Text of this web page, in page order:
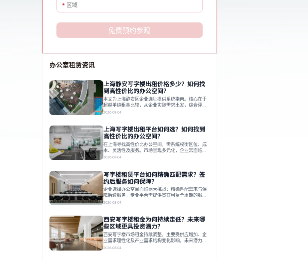
* 区域
免费预约参观
办公室租赁资讯
上海静安写字楼出租价格多少？如何找
到高性价比的办公空间？
本文为上海静安区企业选址提供系统指南。核心在于
超越单纯租金比较，从企业实际需求出发，综合评估
交通、硬件、空间弹性、配套服务及产业生态等多维
升性价比，并通过不同规模企业的实际案例加以说
明。之后指出，专业运营服务商提供的稳定环境、社
群活动与产业集聚等增值服务，是很大化空间价值、
助力企业成长的关键。对于许多在
2026-08-04
上海写字楼出租平台如何选？如何找到
高性价比的办公空间？
在上海寻找高性价比办公空间，需系统权衡区位、成
本、灵活性及服务。市场呈现多元化，企业常面临租
赁流程复杂、隐性成本高等挑战。选择平台时，应评
区、灵活产品和丰富配套，满足不同企业需求。企业
应明确自身需求，实地考察，选择能支持长期发展、
提升竞争力的办公空间。在上海寻找合适的办公空
间，对于企业行政负责人、中小企业主
2026-08-04
写字楼租赁平台如何精确匹配需求？签
约后服务如何保障？
企业选择办公空间面临两大挑战：精确匹配需求与保
障后续服务。专业平台需提供贯穿租赁全周期的服
务，将企业从非核心事务中解放。精确匹配需结合企
的全周期保障体系。德必集团通过标准化服务与个性
化运营结合，以全国布局和产业生态圈为企业提供稳
定支持，体现了从信息撮合到深度服务的能力转变。
在为企业寻找办公空间的过程中，
2026-08-04
西安写字楼租金为何持续走低？未来哪
些区域更具投资潜力？
西安写字楼市场租金持续调整，主要受供应增加、企
业需求理性化及产业需求结构变化影响。未来潜力区
域集中在产业集聚、交利及城市更新地带，如高新区
2026-08-04